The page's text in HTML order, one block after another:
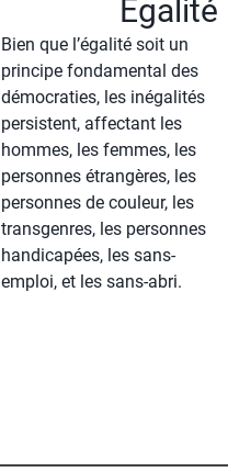
Égalité
Bien que l’égalité soit un
principe fondamental des
démocraties, les inégalités
persistent, affectant les
hommes, les femmes, les
personnes étrangères, les
personnes de couleur, les
transgenres, les personnes
handicapées, les sans-
emploi, et les sans-abri.